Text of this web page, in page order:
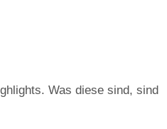
Was diese sind, sind